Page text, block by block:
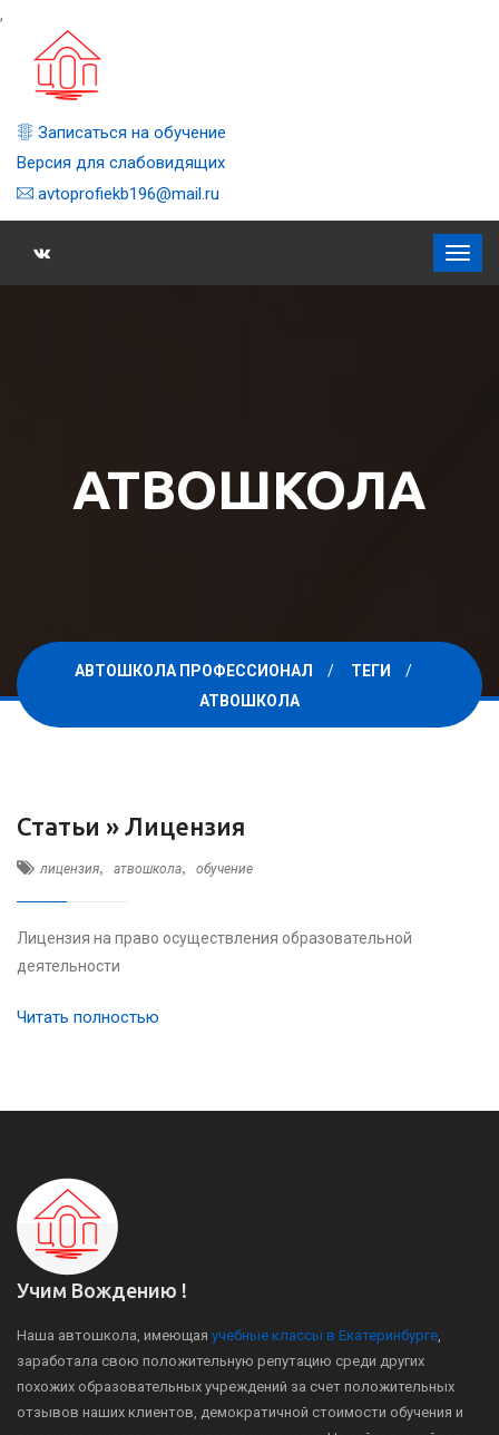
,
Записаться на обучение
Версия для слабовидящих
avtoprofiekb196@mail.ru
АТВОШКОЛА
АВТОШКОЛА ПРОФЕССИОНАЛ
ТЕГИ
АТВОШКОЛА
Статьи » Лицензия
лицензия, атвошкола, обучение
Лицензия на право осуществления образовательной
деятельности
Читать полностью
Учим Вождению !
Наша автошкола, имеющая учебные классы в Екатеринбурге,
заработала свою положительную репутацию среди других
похожих образовательных учреждений за счет положительных
отзывов наших клиентов, демократичной стоимости обучения и